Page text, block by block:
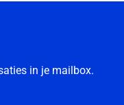
in je mailbox.